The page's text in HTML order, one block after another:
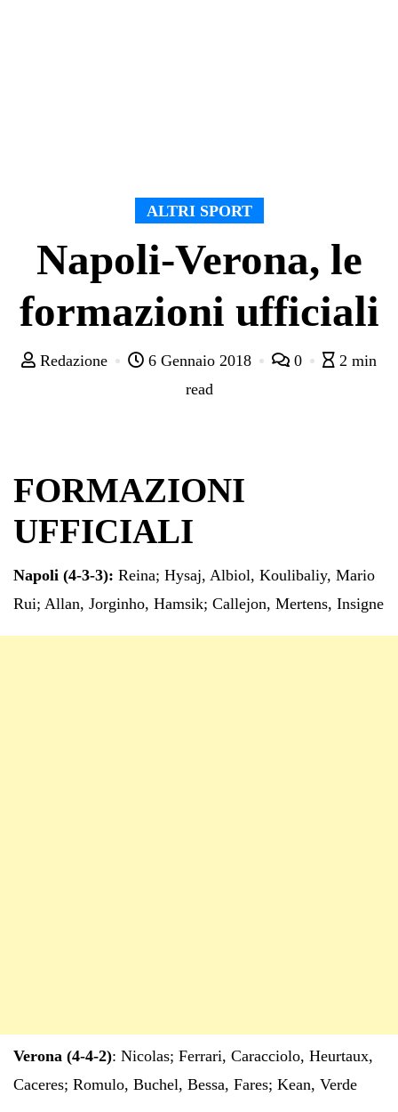
ALTRI SPORT
Napoli-Verona, le
formazioni ufficiali
Redazione 6 Gennaio 2018 0
2 min
read
FORMAZIONI
UFFICIALI
Napoli (4-3-3): Reina; Hysaj, Albiol, Koulibaliy, Mario
Rui; Allan, Jorginho, Hamsik; Callejon, Mertens, Insigne
Verona (4-4-2): Nicolas; Ferrari, Caracciolo, Heurtaux,
Caceres; Romulo, Buchel, Bessa, Fares; Kean, Verde